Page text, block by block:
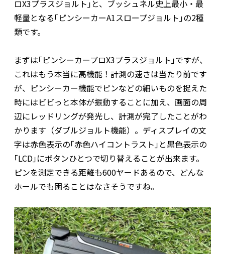
ロX3プラスジョルト｣と、ブッシュネル史上最小・最
軽量となる｢ピンシーカーA1スロープジョルト｣の2種
類です。
まずは｢ピンシーカープロX3プラスジョルト｣ですが、
これはもう本当に高機能！計測の速さは当たり前です
が、ピンシーカー機能でピンなどの細いものを捉えた
時にはビビっと本体が振動することに加え、画面の周
辺にレッドリングが発光し、計測が完了したことがわ
かります（ダブルジョルト機能）。ディスプレイの文
字は赤色表示の｢赤色ハイコントラスト｣と黒色表示の
｢LCD｣にボタンひとつで切り替えることが出来ます。
ピンを測定できる距離も600ヤードあるので、どんな
ホールでも困ることはなさそうですね。